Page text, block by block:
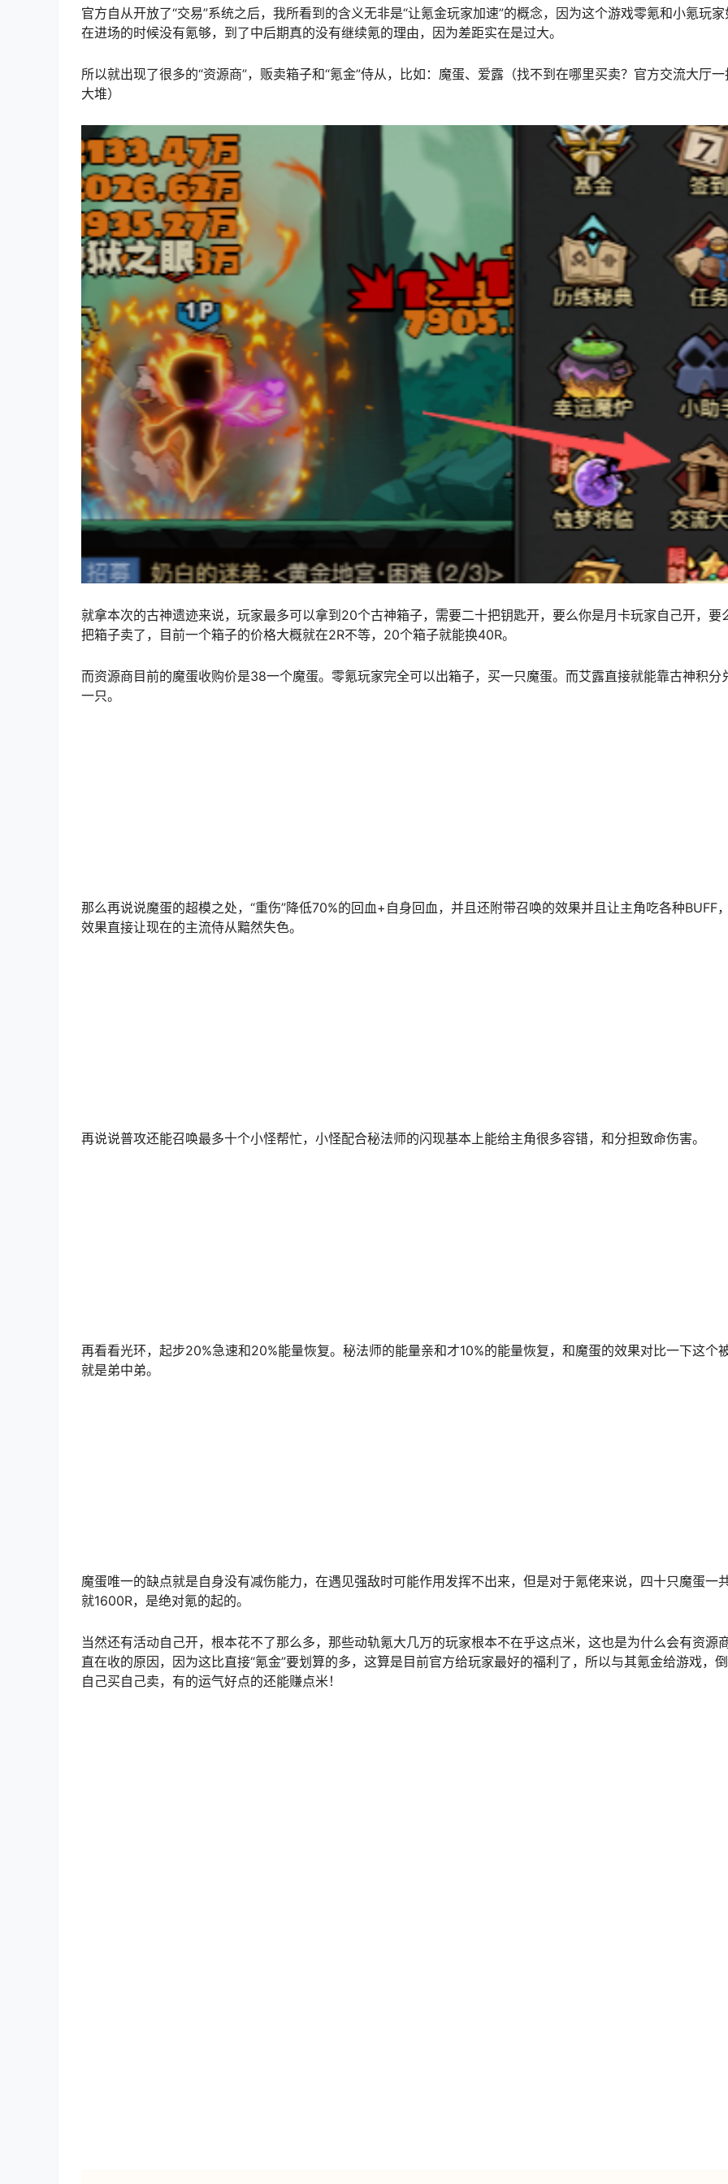
官方自从开放了“交易”系统之后，我所看到的含义无非是“让氪金玩家加速”的概念，因为这个游戏零氪和小氪玩
在进场的时候没有氪够，到了中后期真的没有继续氪的理由，因为差距实在是过大。
所以就出现了很多的“资源商”，贩卖箱子和“氪金”侍从，比如：魔蛋、爱露（找不到在哪里买卖？官方交流大厅
大堆）
就拿本次的古神遗迹来说，玩家最多可以拿到20个古神箱子，需要二十把钥匙开，要么你是月卡玩家自己开，要
把箱子卖了，目前一个箱子的价格大概就在2R不等，20个箱子就能换40R。
而资源商目前的魔蛋收购价是38一个魔蛋。零氪玩家完全可以出箱子，买一只魔蛋。而艾露直接就能靠古神积分
一只。
那么再说说魔蛋的超模之处，“重伤”降低70%的回血+自身回血，并且还附带召唤的效果并且让主角吃各种BUFF
效果直接让现在的主流侍从黯然失色。
再说说普攻还能召唤最多十个小怪帮忙，小怪配合秘法师的闪现基本上能给主角很多容错，和分担致命伤害。
再看看光环，起步20%急速和20%能量恢复。秘法师的能量亲和才10%的能量恢复，和魔蛋的效果对比一下这个
就是弟中弟。
魔蛋唯一的缺点就是自身没有减伤能力，在遇见强敌时可能作用发挥不出来，但是对于氪佬来说，四十只魔蛋一
就1600R，是绝对氪的起的。
当然还有活动自己开，根本花不了那么多，那些动轨氪大几万的玩家根本不在乎这点米，这也是为什么会有资源
直在收的原因，因为这比直接“氪金”要划算的多，这算是目前官方给玩家最好的福利了，所以与其氪金给游戏，
自己买自己卖，有的运气好点的还能赚点米！